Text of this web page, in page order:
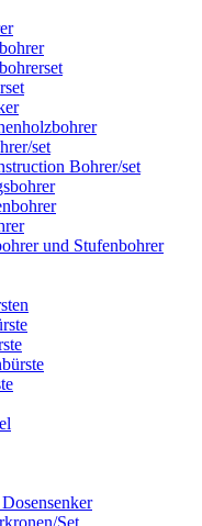
set
Bohrer/set
und Stufenbohrer
Set